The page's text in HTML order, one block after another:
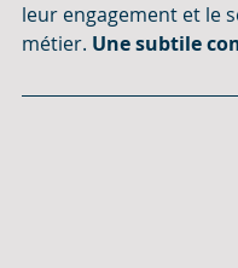
leur engagement et le
métier. Une subtile